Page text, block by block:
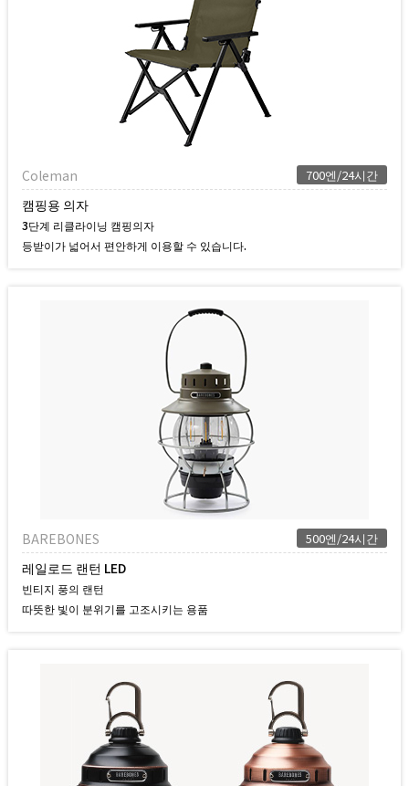
Coleman 700엔/24시간
캠핑용 의자
3단계 리클라이닝 캠핑의자
등받이가 넓어서 편안하게 이용할 수 있습니다.
BAREBONES 500엔/24시간
레일로드 랜턴 LED
빈티지 풍의 랜턴
따뜻한 빛이 분위기를 고조시키는 용품